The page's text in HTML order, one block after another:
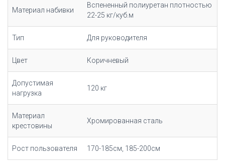
Материал набивки
Вспененный полиуретан плотностью
22-25 кг/куб.м
Тип Для руководителя
Цвет Коричневый
Допустимая
нагрузка
120 кг
Материал
крестовины
Хромированная сталь
Рост пользователя 170-185см, 185-200см